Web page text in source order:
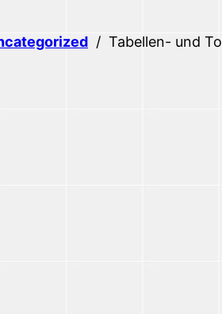
/ Tabellen- und